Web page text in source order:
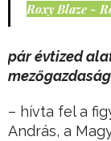
Roxy Blaze -
pár évtized
– hívta fel a
András, a